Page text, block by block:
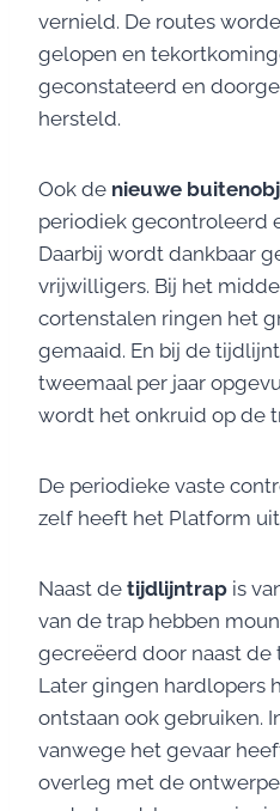
vernield. De routes
gelopen en
geconstateerd en
hersteld.
Ook de nieuwe
periodiek gecontroleerd
Daarbij wordt dankbaar
vrijwilligers. Bij het
cortenstalen ringen het
gemaaid. En bij de
tweemaal per jaar
wordt het onkruid op de
De periodieke vaste
zelf heeft het Platform
Naast de tijdlijntrap is
van de trap hebben
gecreëerd door naast de
Later gingen hardlopers
ontstaan ook gebruiken.
vanwege het gevaar
overleg met de